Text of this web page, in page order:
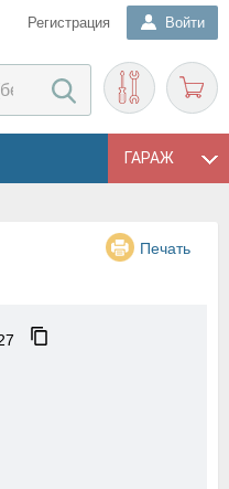
Регистрация Войти
ГАРАЖ
Печать